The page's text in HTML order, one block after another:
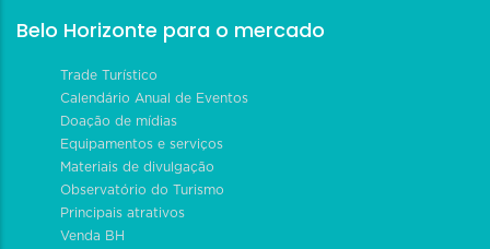
Belo Horizonte para o mercado
Trade Turístico
Calendário Anual de Eventos
Doação de mídias
Equipamentos e serviços
Materiais de divulgação
Observatório do Turismo
Principais atrativos
Venda BH